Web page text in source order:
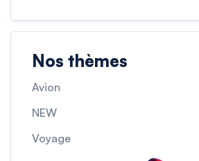
Nos thèmes
Avion
NEW
Voyage